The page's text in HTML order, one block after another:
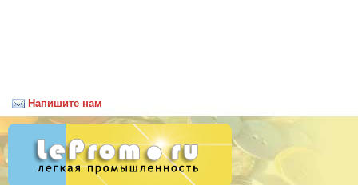
Напишите нам